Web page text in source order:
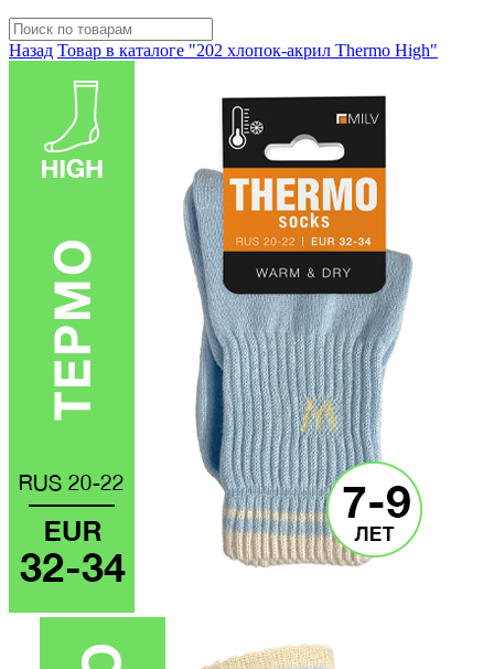
Назад Товар в каталоге "202 хлопок-акрил Thermo High"